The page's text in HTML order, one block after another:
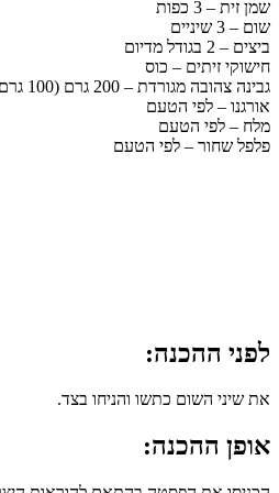
שמן זית – 3 כפות
שום – 3 שיניים
ביצים – 2 בגודל מדיום
חישוקי זיתים – כוס
גבינה צהובה מגורדת – 200 גרם (100 גרם לתערובת הבישול ועוד 100 גרם לפיזור מעל)
אורגנו – לפי הטעם
מלח – לפי הטעם
פלפל שחור – לפי הטעם
לפני ההכנה:
את שיני השום כתשו והניחו בצד.
אופן ההכנה: